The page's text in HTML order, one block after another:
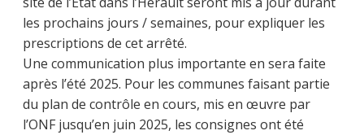
les prochains jours / semaines, pour expliquer les
prescriptions de cet arrêté.
Une communication plus importante en sera faite
après l’été 2025. Pour les communes faisant partie
du plan de contrôle en cours, mis en œuvre par
l’ONF jusqu’en juin 2025, les consignes ont été